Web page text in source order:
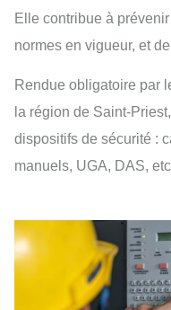
Elle contribue à
normes en vigueur, et
Rendue obligatoire par
la région de Saint-
dispositifs de sécurité :
manuels, UGA, DAS,